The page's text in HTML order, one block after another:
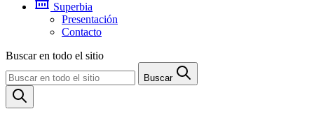
Superbia
Presentación
Contacto
Buscar en todo el sitio
Buscar